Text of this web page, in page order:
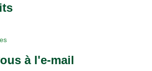
à l'e-mail